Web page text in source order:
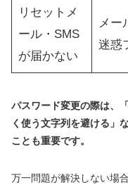
リセットメ
ール・SMS
が届かない
メー
迷惑
パスワード変更の際は、
く使う文字列を避ける」
ことも重要です。
万一問題が解決しない場